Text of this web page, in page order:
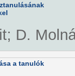
D.
a tanulók